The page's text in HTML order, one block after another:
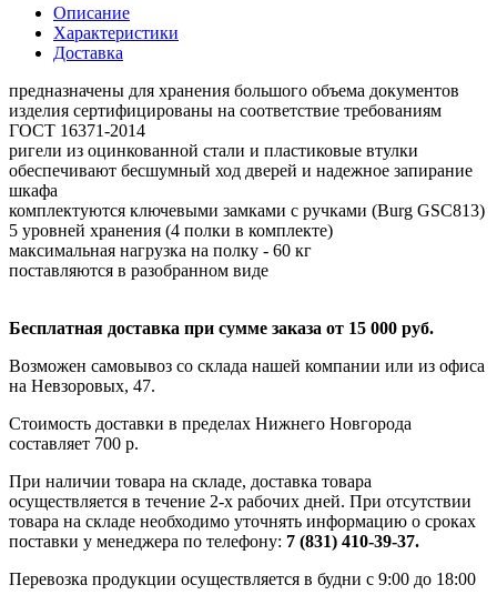
Описание
Характеристики
Доставка
предназначены для хранения большого объема документов
изделия сертифицированы на соответствие требованиям
ГОСТ 16371-2014
ригели из оцинкованной стали и пластиковые втулки
обеспечивают бесшумный ход дверей и надежное запирание
шкафа
комплектуются ключевыми замками с ручками (Burg GSC813)
5 уровней хранения (4 полки в комплекте)
максимальная нагрузка на полку - 60 кг
поставляются в разобранном виде
Бесплатная доставка при сумме заказа от 15 000 руб.
Возможен самовывоз со склада нашей компании или из офиса
на Невзоровых, 47.
Стоимость доставки в пределах Нижнего Новгорода
составляет 700 р.
При наличии товара на складе, доставка товара
осуществляется в течение 2-х рабочих дней. При отсутствии
товара на складе необходимо уточнять информацию о сроках
поставки у менеджера по телефону: 7 (831) 410-39-37.
Перевозка продукции осуществляется в будни с 9:00 до 18:00